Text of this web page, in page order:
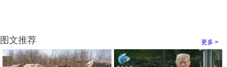
更多 >
图文推荐